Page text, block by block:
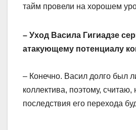
тайм провели на хорошем
– Уход Васила Гигиадзе
атакующему потенциалу
– Конечно. Васил долго был
коллектива, поэтому, считаю,
последствия его перехода